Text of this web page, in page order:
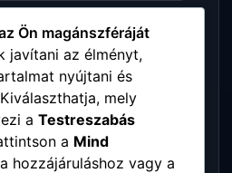
megye
Bereg megye
megye
Ön magánszféráját
javítani az élményt,
nyújtani és
mely
a Testreszabás
a Mind
hozzájáruláshoz vagy a